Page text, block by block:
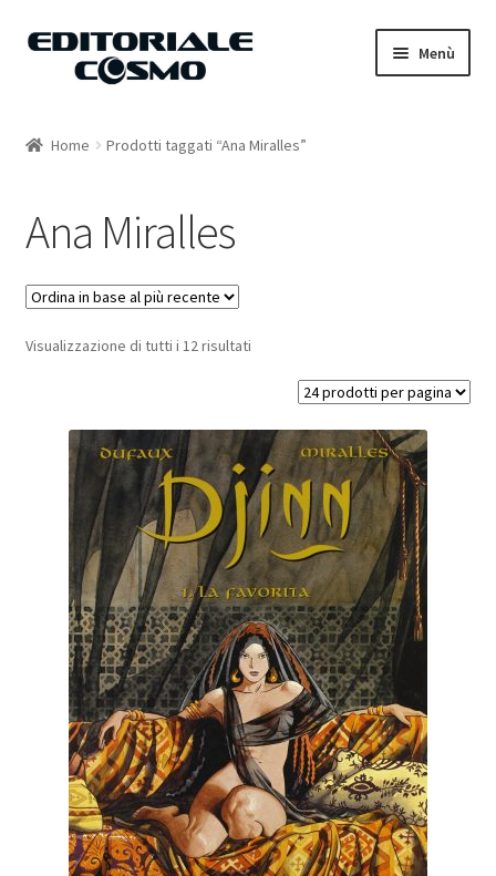
Vai
Vai
Menù
Carrello
Il mio account
Home Prodotti taggati “Ana Miralles”
Ana Miralles
Visualizzazione di tutti i 12 risultati